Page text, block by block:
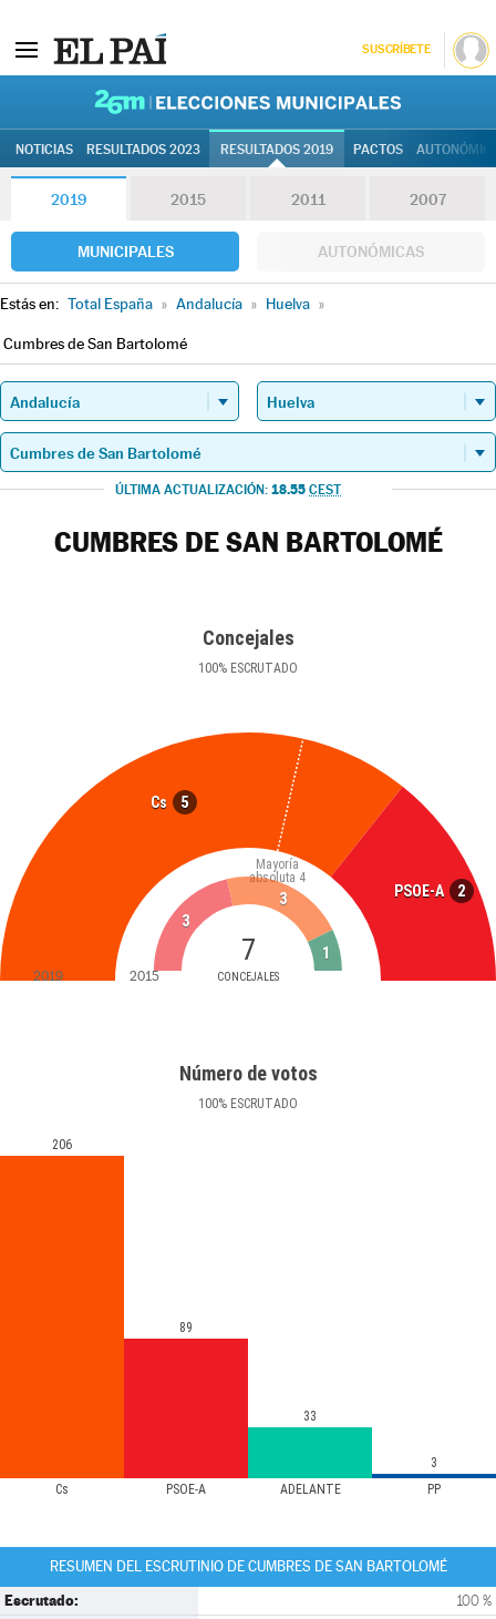
SUSCRÍBETE
NOTICIAS RESULTADOS 2023 RESULTADOS 2019 PACTOS
2019 2015 2011 2007
MUNICIPALES AUTONÓMICAS
Estás en: Total España » Andalucía » Huelva »
Cumbres de San Bartolomé
ÚLTIMA ACTUALIZACIÓN: 18.55 CEST
CUMBRES DE SAN BARTOLOMÉ
Concejales
100% ESCRUTADO
Cs 5
PSOE-A 2
7
CONCEJALES
Mayoría
absoluta 4
3
3
1
2019 2015
Número de votos
100% ESCRUTADO
Cs PSOE-A ADELANTE PP
206
89
33
3
RESUMEN DEL ESCRUTINIO DE CUMBRES DE SAN BARTOLOMÉ
Escrutado: 100 %